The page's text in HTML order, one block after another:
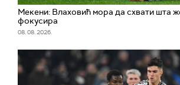
Мекени: Влаховић мора да схвати шта
фокусира
08. 08. 2026.